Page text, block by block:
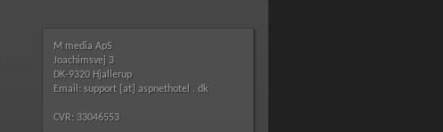
M media ApS
Joachimsvej 3
DK-9320 Hjallerup
Email: support [at] aspnethotel . dk
CVR: 33046553